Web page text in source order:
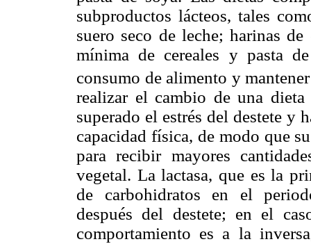
subproductos lácteos, tales
suero seco de leche; harinas
mínima de cereales y pasta
consumo de alimento y
realizar el cambio de una
superado el estrés del destete y
capacidad física, de modo que
para recibir mayores
vegetal. La lactasa, que es la
de carbohidratos en el
después del destete; en el
comportamiento es a la